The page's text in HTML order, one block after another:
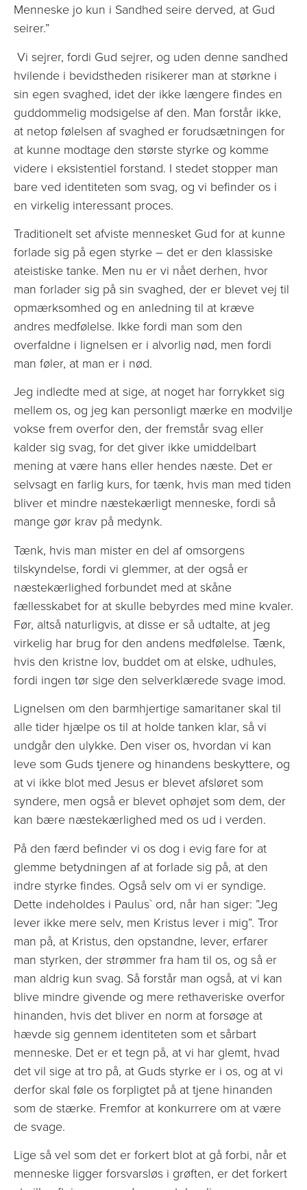
Menneske jo kun i Sandhed seire derved, at Gud
seirer.”
Vi sejrer, fordi Gud sejrer, og uden denne sandhed
hvilende i bevidstheden risikerer man at størkne i
sin egen svaghed, idet der ikke længere findes en
guddommelig modsigelse af den. Man forstår ikke,
at netop følelsen af svaghed er forudsætningen for
at kunne modtage den største styrke og komme
videre i eksistentiel forstand. I stedet stopper man
bare ved identiteten som svag, og vi befinder os i
en virkelig interessant proces.
Traditionelt set afviste mennesket Gud for at kunne
forlade sig på egen styrke – det er den klassiske
ateistiske tanke. Men nu er vi nået derhen, hvor
man forlader sig på sin svaghed, der er blevet vej til
opmærksomhed og en anledning til at kræve
andres medfølelse. Ikke fordi man som den
overfaldne i lignelsen er i alvorlig nød, men fordi
man føler, at man er i nød.
Jeg indledte med at sige, at noget har forrykket sig
mellem os, og jeg kan personligt mærke en modvilje
vokse frem overfor den, der fremstår svag eller
kalder sig svag, for det giver ikke umiddelbart
mening at være hans eller hendes næste. Det er
selvsagt en farlig kurs, for tænk, hvis man med tiden
bliver et mindre næstekærligt menneske, fordi så
mange gør krav på medynk.
Tænk, hvis man mister en del af omsorgens
tilskyndelse, fordi vi glemmer, at der også er
næstekærlighed forbundet med at skåne
fællesskabet for at skulle bebyrdes med mine kvaler.
Før, altså naturligvis, at disse er så udtalte, at jeg
virkelig har brug for den andens medfølelse. Tænk,
hvis den kristne lov, buddet om at elske, udhules,
fordi ingen tør sige den selverklærede svage imod.
Lignelsen om den barmhjertige samaritaner skal til
alle tider hjælpe os til at holde tanken klar, så vi
undgår den ulykke. Den viser os, hvordan vi kan
leve som Guds tjenere og hinandens beskyttere, og
at vi ikke blot med Jesus er blevet afsløret som
syndere, men også er blevet ophøjet som dem, der
kan bære næstekærlighed med os ud i verden.
På den færd befinder vi os dog i evig fare for at
glemme betydningen af at forlade sig på, at den
indre styrke findes. Også selv om vi er syndige.
Dette indeholdes i Paulus` ord, når han siger: ”Jeg
lever ikke mere selv, men Kristus lever i mig”. Tror
man på, at Kristus, den opstandne, lever, erfarer
man styrken, der strømmer fra ham til os, og så er
man aldrig kun svag. Så forstår man også, at vi kan
blive mindre givende og mere rethaveriske overfor
hinanden, hvis det bliver en norm at forsøge at
hævde sig gennem identiteten som et sårbart
menneske. Det er et tegn på, at vi har glemt, hvad
det vil sige at tro på, at Guds styrke er i os, og at vi
derfor skal føle os forpligtet på at tjene hinanden
som de stærke. Fremfor at konkurrere om at være
de svage.
Lige så vel som det er forkert blot at gå forbi, når et
menneske ligger forsvarsløs i grøften, er det forkert